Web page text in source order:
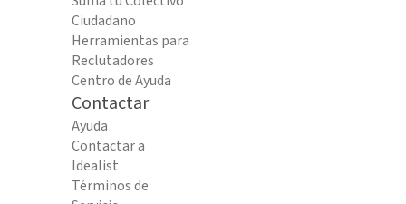
Ciudadano
Herramientas para
Reclutadores
Centro de Ayuda
Contactar
Ayuda
Contactar a
Idealist
Términos de